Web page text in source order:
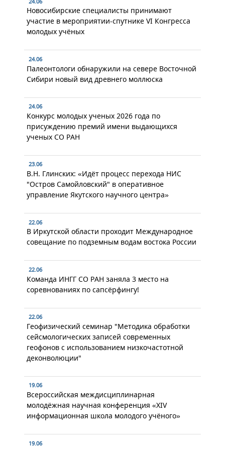
Новосибирские специалисты принимают
участие в мероприятии-спутнике VI Конгресса
молодых учёных
24.06
Палеонтологи обнаружили на севере Восточной
Сибири новый вид древнего моллюска
24.06
Конкурс молодых ученых 2026 года по
присуждению премий имени выдающихся
ученых СО РАН
23.06
В.Н. Глинских: «Идёт процесс перехода НИС
"Остров Самойловский" в оперативное
управление Якутского научного центра»
22.06
В Иркутской области проходит Международное
совещание по подземным водам востока России
22.06
Команда ИНГГ СО РАН заняла 3 место на
соревнованиях по сапсёрфингу!
22.06
Геофизический семинар "Методика обработки
сейсмологических записей современных
геофонов с использованием низкочастотной
деконволюции"
19.06
Всероссийская междисциплинарная
молодёжная научная конференция «XIV
информационная школа молодого учёного»
19.06